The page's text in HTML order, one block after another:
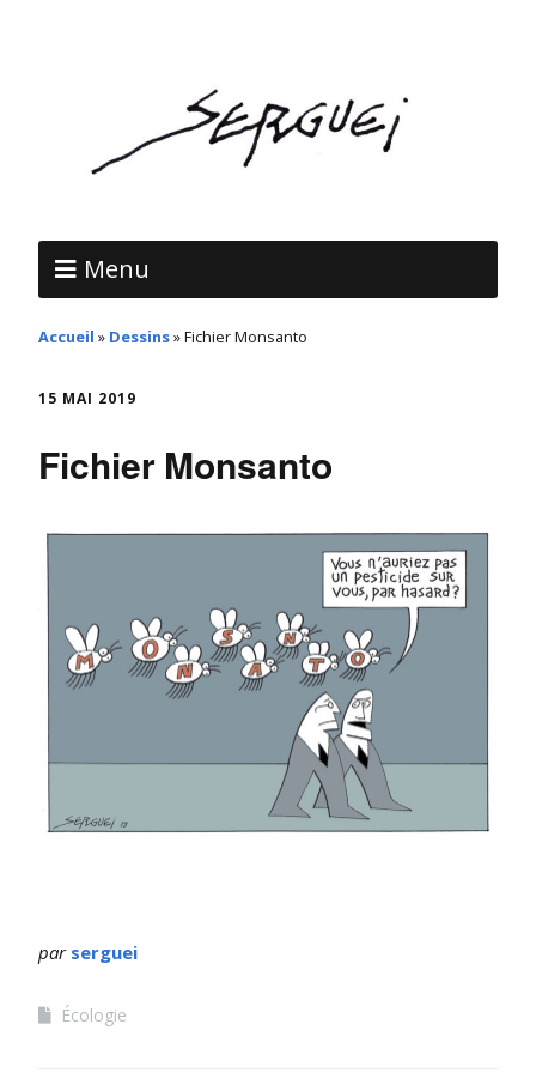
Menu
Accueil » Dessins»Fichier Monsanto
15 MAI 2019
Fichier Monsanto
par serguei
Écologie